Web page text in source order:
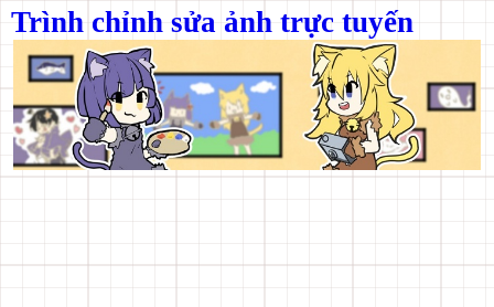
Trình chỉnh sửa ảnh trực tuyến